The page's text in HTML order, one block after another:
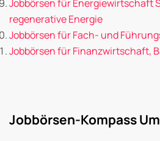
Jobbörsen für Energiewirtschaft
regenerative Energie
Jobbörsen für Fach- und
Jobbörsen für Finanzwirtschaft,
Jobbörsen-Kompass